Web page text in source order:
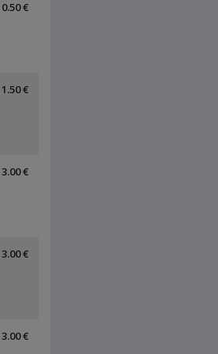
0.50 €
1.50 €
3.00 €
3.00 €
3.00 €